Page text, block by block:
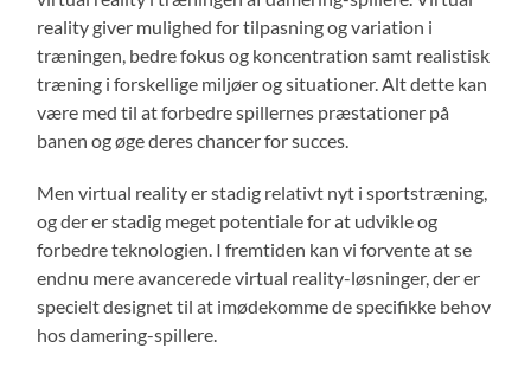
reality giver mulighed for tilpasning og variation i
træningen, bedre fokus og koncentration samt realistisk
træning i forskellige miljøer og situationer. Alt dette kan
være med til at forbedre spillernes præstationer på
banen og øge deres chancer for succes.
Men virtual reality er stadig relativt nyt i sportstræning,
og der er stadig meget potentiale for at udvikle og
forbedre teknologien. I fremtiden kan vi forvente at se
endnu mere avancerede virtual reality-løsninger, der er
specielt designet til at imødekomme de specifikke behov
hos damering-spillere.